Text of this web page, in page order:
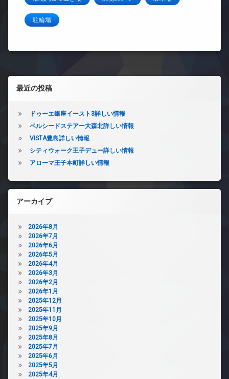
駐輪場
左サイドバー
最近の投稿
ドゥーエ銀座イースト3詳しい情報
ベルシードステアー大森北詳しい情報
VISTA豊島詳しい情報
シティウォーク王子デュー詳しい情報
アローマ王子本町詳しい情報
アーカイブ
2026年8月
2026年7月
2026年6月
2026年5月
2026年4月
2026年3月
2026年2月
2026年1月
2025年12月
2025年11月
2025年10月
2025年9月
2025年8月
2025年7月
2025年6月
2025年5月
2025年4月